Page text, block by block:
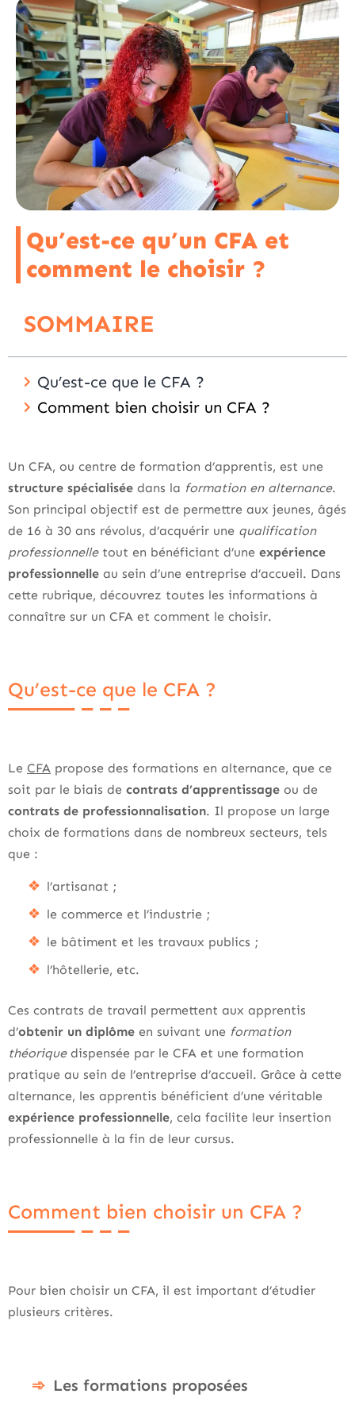
Qu’est-ce qu’un CFA et
comment le choisir ?
SOMMAIRE
Qu’est-ce que le CFA ?
Comment bien choisir un CFA ?
Un CFA, ou centre de formation d’apprentis, est une
structure spécialisée dans la formation en alternance.
Son principal objectif est de permettre aux jeunes, âgés
de 16 à 30 ans révolus, d’acquérir une qualification
professionnelletout en bénéficiant d’une expérience
professionnelle au sein d’une entreprise d’accueil. Dans
cette rubrique, découvrez toutes les informations à
connaître sur un CFA et comment le choisir.
Qu’est-ce que le CFA ?
Le CFA propose des formations en alternance, que ce
soit par le biais de contrats d’apprentissage ou de
contrats de professionnalisation. Il propose un large
choix de formations dans de nombreux secteurs, tels
que :
l’artisanat ;
le commerce et l’industrie ;
le bâtiment et les travaux publics ;
l’hôtellerie, etc.
Ces contrats de travail permettent aux apprentis
d’obtenir un diplôme en suivant une formation
théoriquedispensée par le CFA et une formation
pratique au sein de l’entreprise d’accueil. Grâce à cette
alternance, les apprentis bénéficient d’une véritable
expérience professionnelle, cela facilite leur insertion
professionnelle à la fin de leur cursus.
Comment bien choisir un CFA ?
Pour bien choisir un CFA, il est important d’étudier
plusieurs critères.
Les formations proposées